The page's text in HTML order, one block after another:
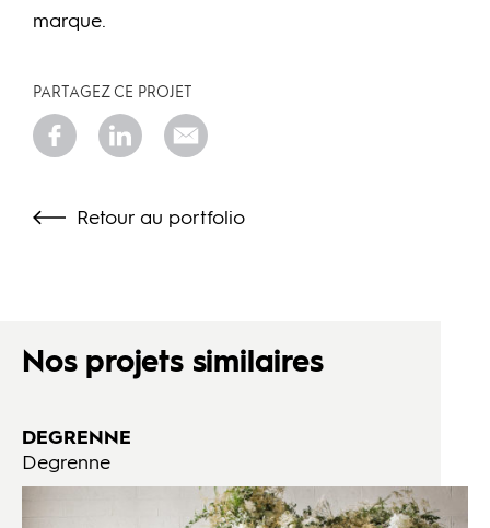
marque.
PARTAGEZ CE PROJET
Retour au portfolio
Nos projets similaires
DEGRENNE
Degrenne